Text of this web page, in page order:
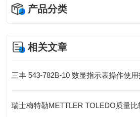
产品分类
相关文章
三丰 543-782B-10 数显指示表操作使